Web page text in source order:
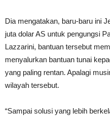
Dia mengatakan, baru-baru ini
juta dolar AS untuk pengungsi
Lazzarini, bantuan tersebut
menyalurkan bantuan tunai
yang paling rentan. Apalagi
wilayah tersebut.
“Sampai solusi yang lebih